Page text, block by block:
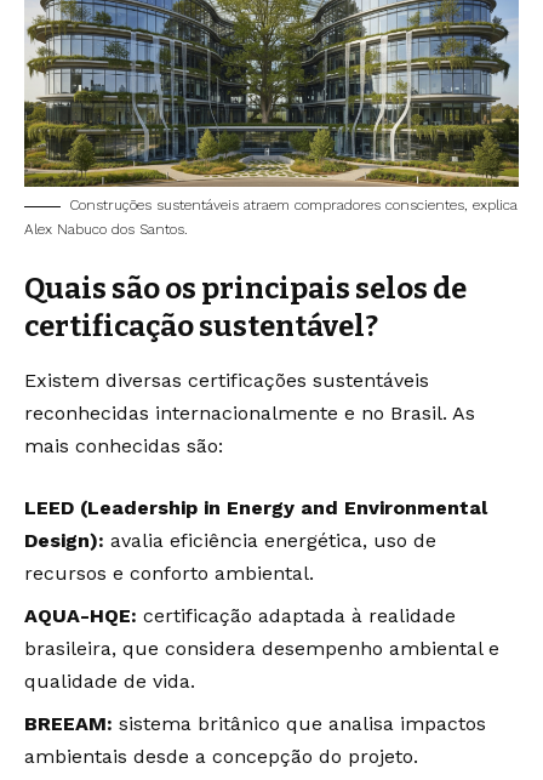
Construções sustentáveis atraem compradores conscientes, explica
Alex Nabuco dos Santos.
Quais são os principais selos de
certificação sustentável?
Existem diversas certificações sustentáveis
reconhecidas internacionalmente e no Brasil. As
mais conhecidas são:
LEED (Leadership in Energy and Environmental
Design): avalia eficiência energética, uso de
recursos e conforto ambiental.
AQUA-HQE: certificação adaptada à realidade
brasileira, que considera desempenho ambiental e
qualidade de vida.
BREEAM: sistema britânico que analisa impactos
ambientais desde a concepção do projeto.